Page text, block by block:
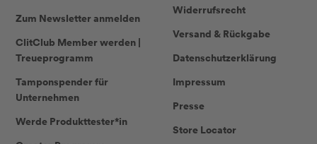
Zum Newsletter anmelden
ClitClub Member werden |
Treueprogramm
Tamponspender für
Unternehmen
Werde Produkttester*in
Widerrufsrecht
Versand & Rückgabe
Datenschutzerklärung
Impressum
Presse
Store Locator